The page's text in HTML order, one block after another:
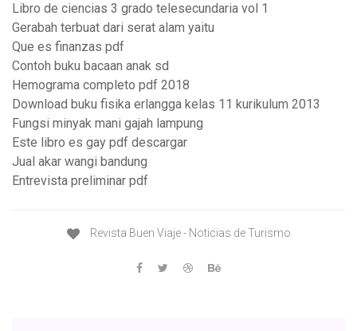
Libro de ciencias 3 grado telesecundaria vol 1
Gerabah terbuat dari serat alam yaitu
Que es finanzas pdf
Contoh buku bacaan anak sd
Hemograma completo pdf 2018
Download buku fisika erlangga kelas 11 kurikulum 2013
Fungsi minyak mani gajah lampung
Este libro es gay pdf descargar
Jual akar wangi bandung
Entrevista preliminar pdf
Revista Buen Viaje - Noticias de Turismo